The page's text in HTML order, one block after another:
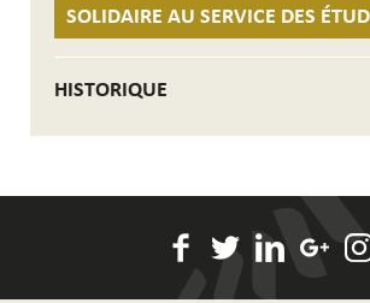
SOLIDAIRE AU SERVICE DES
HISTORIQUE